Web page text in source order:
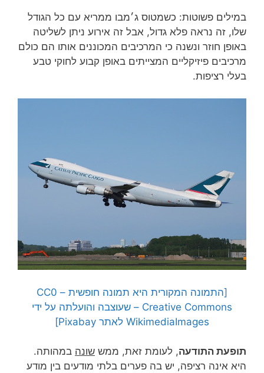
במילים פשוטות: כשמטוס ג׳מבו ממריא עם כל הגודל
שלו, זה נראה פלא גדול, אבל זה אירוע ניתן לשליטה
באופן חוזר ונשנה כי המרכיבים המכוננים אותו הם כולם
מרכיבים פיזיקליים המצייתים באופן קבוע לחוקי טבע
בעלי רציפות.
[התמונה המקורית היא תמונה חופשית – CC0
Creative Commons – שעוצבה והועלתה על ידי
WikimediaImages לאתר Pixabay]
תופעת התודעה, לעומת זאת, ממש שונה במהותה.
היא אינה רציפה, יש בה פערים בלתי מודעים בין מודע